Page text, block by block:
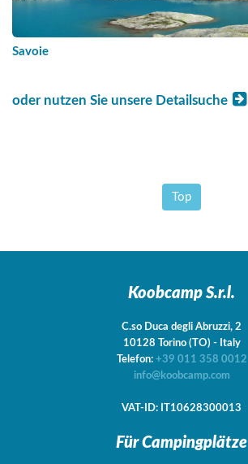
Savoie
oder nutzen Sie unsere Detailsuche
Top
Koobcamp S.r.l.
C.so Duca degli Abruzzi, 2
10128 Torino (TO) - Italy
Telefon: +39 011 358 0012
info@koobcamp.com
VAT-ID: IT10628300013
Für Campingplätze